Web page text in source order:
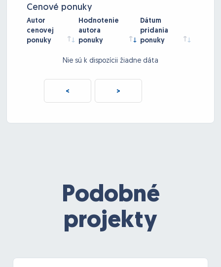
Cenové ponuky
Autor
cenovej
ponuky
Hodnotenie
autora
ponuky
Dátum
pridania
ponuky
Nie sú k dispozícii žiadne dáta
< >
Podobné
projekty